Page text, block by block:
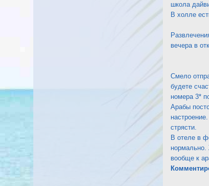
школа
В холле
вечера в
Смело
будете
номера 3*
Арабы
стрясти.
В отеле в
нормально.
вообще к